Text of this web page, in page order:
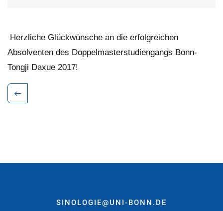
Herzliche Glückwünsche an die erfolgreichen
Absolventen des Doppelmasterstudiengangs Bonn-
Tongji Daxue 2017!
SINOLOGIE@UNI-BONN.DE